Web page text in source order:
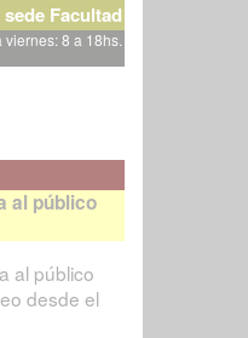
Facultad
viernes: 8 a 18hs.
al público
al público
desde el